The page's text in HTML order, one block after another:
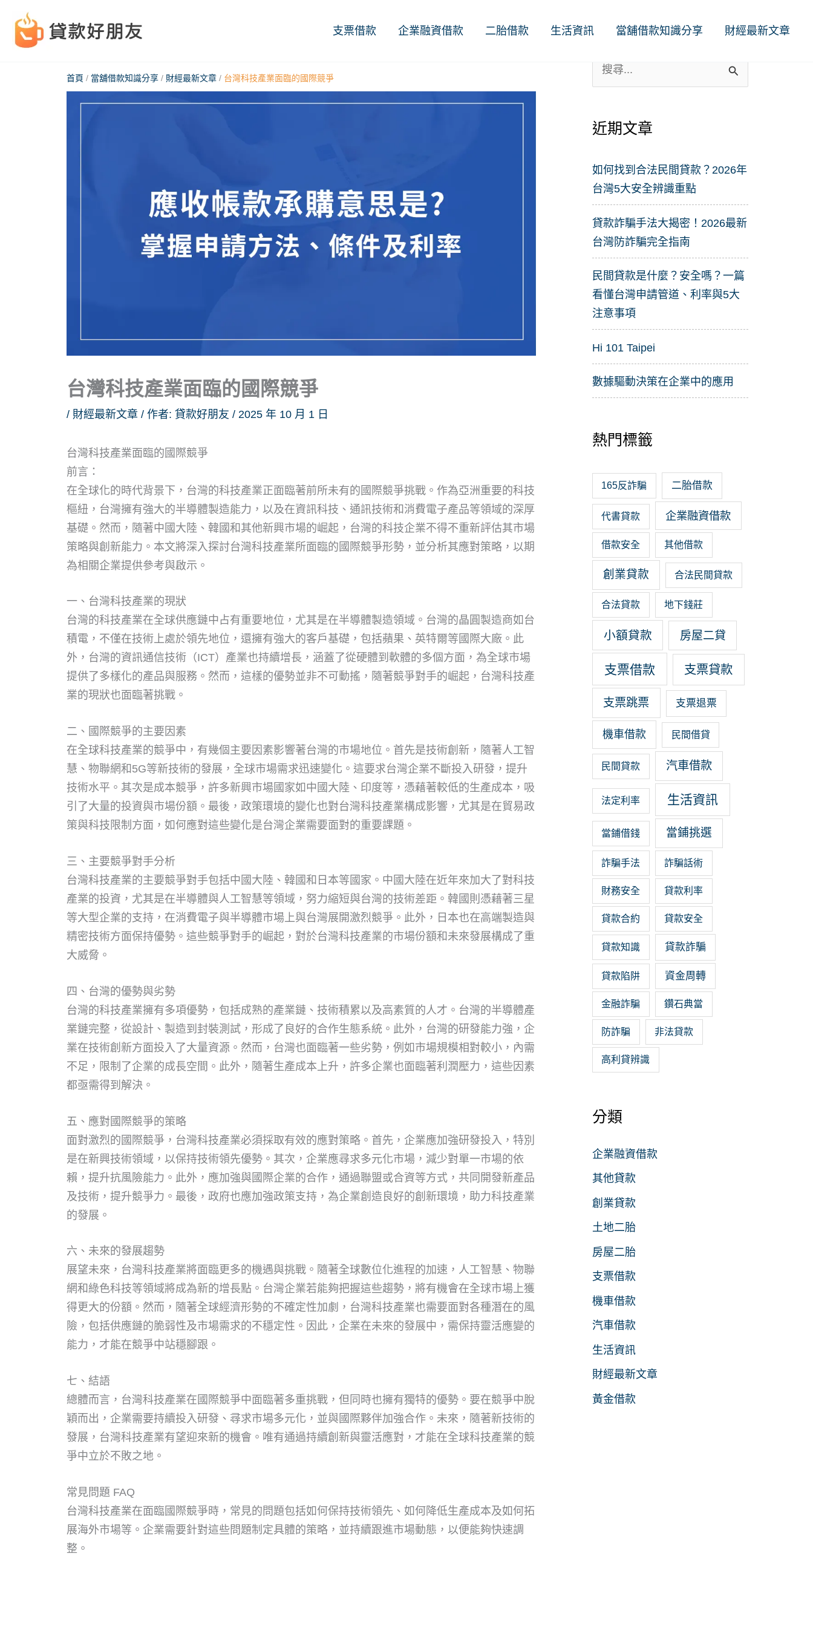
支票借款 企業融資借款 二胎借款 生活資訊 當舖借款知識分享 財經最新文章
首頁 / 當舖借款知識分享 / 財經最新文章 / 台灣科技產業面臨的國際競爭
台灣科技產業面臨的國際競爭
/ 財經最新文章 / 作者: 貸款好朋友 / 2025 年 10 月 1 日
台灣科技產業面臨的國際競爭
前言：
在全球化的時代背景下，台灣的科技產業正面臨著前所未有的國際競爭挑戰。作為亞洲重要的科技
樞紐，台灣擁有強大的半導體製造能力，以及在資訊科技、通訊技術和消費電子產品等領域的深厚
基礎。然而，隨著中國大陸、韓國和其他新興市場的崛起，台灣的科技企業不得不重新評估其市場
策略與創新能力。本文將深入探討台灣科技產業所面臨的國際競爭形勢，並分析其應對策略，以期
為相關企業提供參考與啟示。
一、台灣科技產業的現狀
台灣的科技產業在全球供應鏈中占有重要地位，尤其是在半導體製造領域。台灣的晶圓製造商如台
積電，不僅在技術上處於領先地位，還擁有強大的客戶基礎，包括蘋果、英特爾等國際大廠。此
外，台灣的資訊通信技術（ICT）產業也持續增長，涵蓋了從硬體到軟體的多個方面，為全球市場
提供了多樣化的產品與服務。然而，這樣的優勢並非不可動搖，隨著競爭對手的崛起，台灣科技產
業的現狀也面臨著挑戰。
二、國際競爭的主要因素
在全球科技產業的競爭中，有幾個主要因素影響著台灣的市場地位。首先是技術創新，隨著人工智
慧、物聯網和5G等新技術的發展，全球市場需求迅速變化。這要求台灣企業不斷投入研發，提升
技術水平。其次是成本競爭，許多新興市場國家如中國大陸、印度等，憑藉著較低的生產成本，吸
引了大量的投資與市場份額。最後，政策環境的變化也對台灣科技產業構成影響，尤其是在貿易政
策與科技限制方面，如何應對這些變化是台灣企業需要面對的重要課題。
三、主要競爭對手分析
台灣科技產業的主要競爭對手包括中國大陸、韓國和日本等國家。中國大陸在近年來加大了對科技
產業的投資，尤其是在半導體與人工智慧等領域，努力縮短與台灣的技術差距。韓國則憑藉著三星
等大型企業的支持，在消費電子與半導體市場上與台灣展開激烈競爭。此外，日本也在高端製造與
精密技術方面保持優勢。這些競爭對手的崛起，對於台灣科技產業的市場份額和未來發展構成了重
大威脅。
四、台灣的優勢與劣勢
台灣的科技產業擁有多項優勢，包括成熟的產業鏈、技術積累以及高素質的人才。台灣的半導體產
業鏈完整，從設計、製造到封裝測試，形成了良好的合作生態系統。此外，台灣的研發能力強，企
業在技術創新方面投入了大量資源。然而，台灣也面臨著一些劣勢，例如市場規模相對較小，內需
不足，限制了企業的成長空間。此外，隨著生產成本上升，許多企業也面臨著利潤壓力，這些因素
都亟需得到解決。
五、應對國際競爭的策略
面對激烈的國際競爭，台灣科技產業必須採取有效的應對策略。首先，企業應加強研發投入，特別
是在新興技術領域，以保持技術領先優勢。其次，企業應尋求多元化市場，減少對單一市場的依
賴，提升抗風險能力。此外，應加強與國際企業的合作，通過聯盟或合資等方式，共同開發新產品
及技術，提升競爭力。最後，政府也應加強政策支持，為企業創造良好的創新環境，助力科技產業
的發展。
六、未來的發展趨勢
展望未來，台灣科技產業將面臨更多的機遇與挑戰。隨著全球數位化進程的加速，人工智慧、物聯
網和綠色科技等領域將成為新的增長點。台灣企業若能夠把握這些趨勢，將有機會在全球市場上獲
得更大的份額。然而，隨著全球經濟形勢的不確定性加劇，台灣科技產業也需要面對各種潛在的風
險，包括供應鏈的脆弱性及市場需求的不穩定性。因此，企業在未來的發展中，需保持靈活應變的
能力，才能在競爭中站穩腳跟。
七、結語
總體而言，台灣科技產業在國際競爭中面臨著多重挑戰，但同時也擁有獨特的優勢。要在競爭中脫
穎而出，企業需要持續投入研發、尋求市場多元化，並與國際夥伴加強合作。未來，隨著新技術的
發展，台灣科技產業有望迎來新的機會。唯有通過持續創新與靈活應對，才能在全球科技產業的競
爭中立於不敗之地。
常見問題 FAQ
台灣科技產業在面臨國際競爭時，常見的問題包括如何保持技術領先、如何降低生產成本及如何拓
展海外市場等。企業需要針對這些問題制定具體的策略，並持續跟進市場動態，以便能夠快速調
整。
搜
尋
鍵
:
近期文章
如何找到合法民間貸款？2026年
台灣5大安全辨識重點
貸款詐騙手法大揭密！2026最新
台灣防詐騙完全指南
民間貸款是什麼？安全嗎？一篇
看懂台灣申請管道、利率與5大
注意事項
Hi 101 Taipei
數據驅動決策在企業中的應用
熱門標籤
165反詐騙 二胎借款
代書貸款 企業融資借款
借款安全 其他借款
創業貸款 合法民間貸款
合法貸款 地下錢莊
小額貸款 房屋二貸
支票借款 支票貸款
支票跳票 支票退票
機車借款 民間借貸
民間貸款 汽車借款
法定利率 生活資訊
當鋪借錢 當鋪挑選
詐騙手法 詐騙話術
財務安全 貸款利率
貸款合約 貸款安全
貸款知識 貸款詐騙
貸款陷阱 資金周轉
金融詐騙 鑽石典當
防詐騙 非法貸款
高利貸辨識
分類
企業融資借款
其他貸款
創業貸款
土地二胎
房屋二胎
支票借款
機車借款
汽車借款
生活資訊
財經最新文章
黃金借款